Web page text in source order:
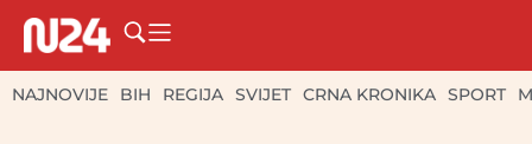
NAJNOVIJE BIH REGIJA SVIJET CRNA KRONIKA SPORT